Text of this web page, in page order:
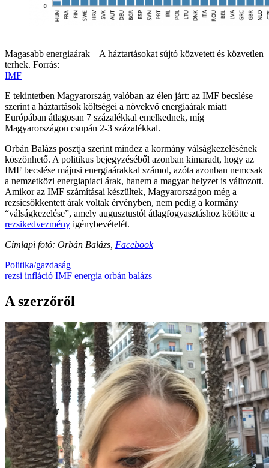
Magasabb energiaárak – A háztartásokat sújtó közvetett és közvetlen
terhek. Forrás:
IMF
E tekintetben Magyarország valóban az élen járt: az IMF becslése
szerint a háztartások költségei a növekvő energiaárak miatt
Európában átlagosan 7 százalékkal emelkednek, míg
Magyarországon csupán 2-3 százalékkal.
Orbán Balázs posztja szerint mindez a kormány válságkezelésének
köszönhető. A politikus bejegyzéséből azonban kimaradt, hogy az
IMF becslése májusi energiaárakkal számol, azóta azonban nemcsak
a nemzetközi energiapiaci árak, hanem a magyar helyzet is változott.
Amikor az IMF számításai készültek, Magyarországon még a
rezsicsökkentett árak voltak érvényben, nem pedig a kormány
“válságkezelése”, amely augusztustól átlagfogyasztáshoz kötötte a
rezsikedvezmény igénybevételét.
Címlapi fotó: Orbán Balázs, Facebook
Politika/gazdaság
rezsi infláció IMF energia orbán balázs
A szerzőről